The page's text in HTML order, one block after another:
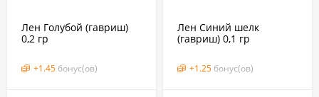
Лен Голубой (гавриш)
0,2 гр
+1.45 бонус(ов)
Лен Синий шелк
(гавриш) 0,1 гр
+1.25 бонус(ов)